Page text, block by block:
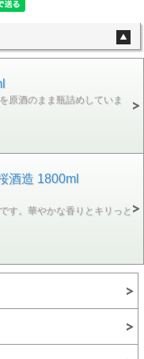
原酒のまま瓶詰めしていま
酒造 1800ml
す。華やかな香りとキリっと